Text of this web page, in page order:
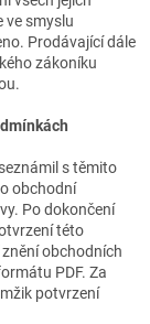
ve smyslu
Prodávající dále
zákoníku
s těmito
obchodní
Po dokončení
této
obchodních
PDF. Za
potvrzení